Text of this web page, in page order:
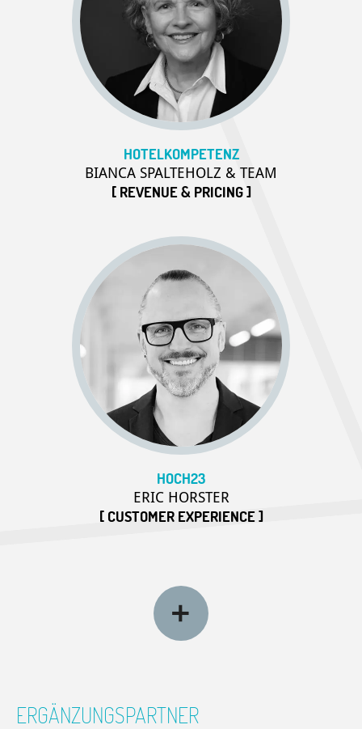
HOTELKOMPETENZ
BIANCA SPALTEHOLZ & TEAM
[ REVENUE & PRICING ]
HOCH23
ERIC HORSTER
[ CUSTOMER EXPERIENCE ]
ERGÄNZUNGSPARTNER